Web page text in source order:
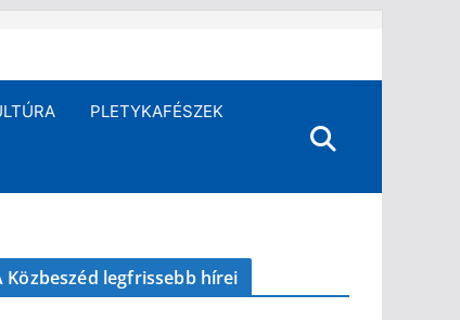
PLETYKAFÉSZEK
Közbeszéd legfrissebb hírei